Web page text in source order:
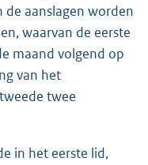
aanslagen worden
waarvan de eerste
maand volgend op
van het
twee
in het eerste lid,